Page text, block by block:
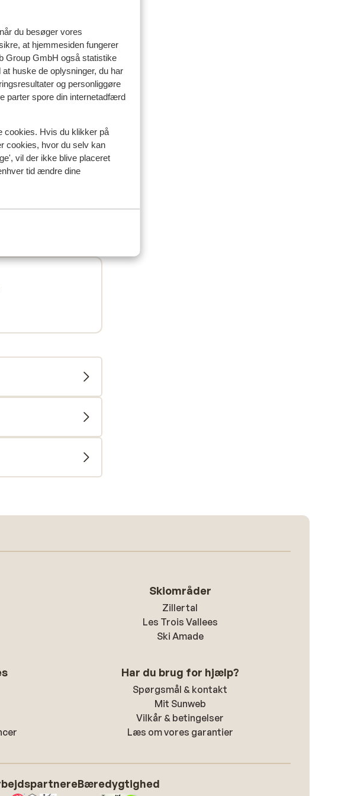
du besøger vores
at hjemmesiden fungerer
Group GmbH også statistike
huske de oplysninger, du har
og personliggøre
parter spore din internetadfærd
cookies. Hvis du klikker på
cookies, hvor du selv kan
vil der ikke blive placeret
tid ændre dine
Skiområder
Zillertal
Les Trois Vallees
Ski Amade
Har du brug for hjælp?
Spørgsmål & kontakt
Mit Sunweb
Vilkår & betingelser
Læs om vores garantier
Bæredygtighed